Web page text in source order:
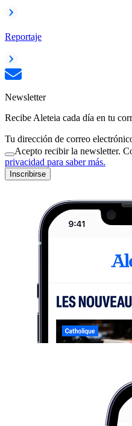
Reportaje
Newsletter
Recibe Aleteia cada día en tu
Tu dirección de correo
Acepto recibir la newsletter.
privacidad para saber más.
Inscribirse